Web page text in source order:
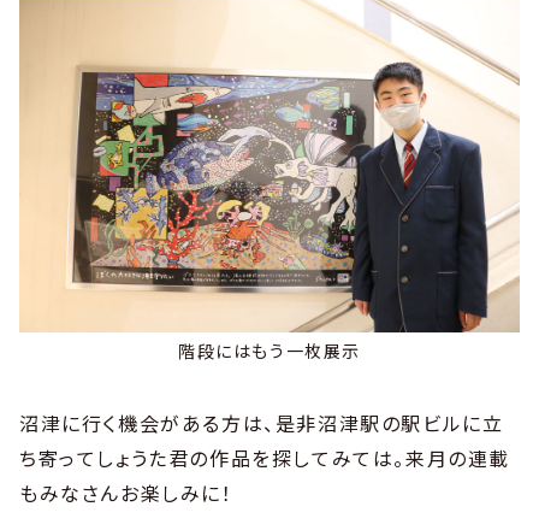
階段にはもう一枚展示
沼津に行く機会がある方は、是非沼津駅の駅ビルに立
ち寄ってしょうた君の作品を探してみては。来月の連載
もみなさんお楽しみに！